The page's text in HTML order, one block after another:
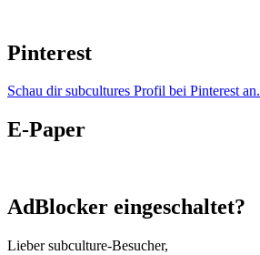
Pinterest
Schau dir subcultures Profil bei Pinterest an.
E-Paper
AdBlocker eingeschaltet?
Lieber subculture-Besucher,